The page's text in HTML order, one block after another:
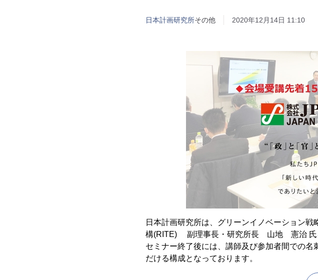
日本計画研究所その他 2020年12月14日 11:10
日本計画研究所は、グリーンイノベーション
構(RITE) 副理事長・研究所長 山地 憲治 氏
セミナー終了後には、講師及び参加者間での
だける構成となっております。